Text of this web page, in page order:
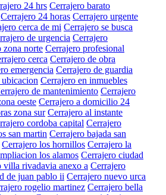
24 hrs Cerrajero barato
Cerrajero 24 horas Cerrajero urgente
cerca de mi Cerrajero se busca
de urgencia Cerrajero
zona norte Cerrajero profesional
cerca Cerrajero de obra
emergencia Cerrajero de guardia
ubicacion Cerrajero en inmuebles
de mantenimiento Cerrajero
oeste Cerrajero a domicilio 24
zona sur Cerrajero al instante
cordoba capital Cerrajero
san martin Cerrajero bajada san
Cerrajero los hornillos Cerrajero la
los alamos Cerrajero ciudad
villa rivadavia anexo a Cerrajero
de juan pablo ii Cerrajero nuevo urca
rogelio martinez Cerrajero bella